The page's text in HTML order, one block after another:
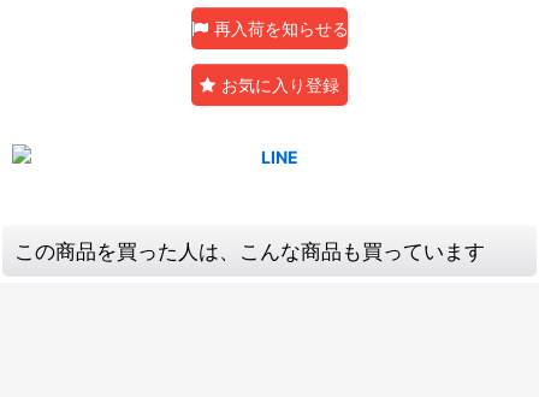
再入荷を知らせる
お気に入り登録
この商品を買った人は、こんな商品も買っています